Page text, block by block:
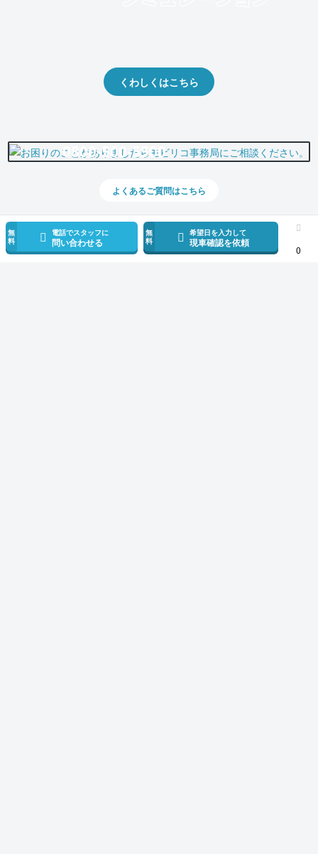
無
料
電話でスタッフに
問い合わせる
無
料
希望日を入力して
現車確認を依頼
0
くわしくはこちら
0800-500-5500
よくあるご質問はこちら